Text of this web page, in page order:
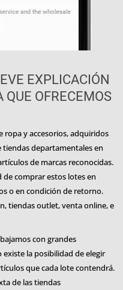
EXPLICACIÓN
OFRECEMOS
ropa y accesorios, adquiridos
departamentales en
de marcas reconocidas.
comprar estos lotes en
o en condición de retorno.
tiendas outlet, venta online, e
con grandes
la posibilidad de elegir
que cada lote contendrá.
de las tiendas